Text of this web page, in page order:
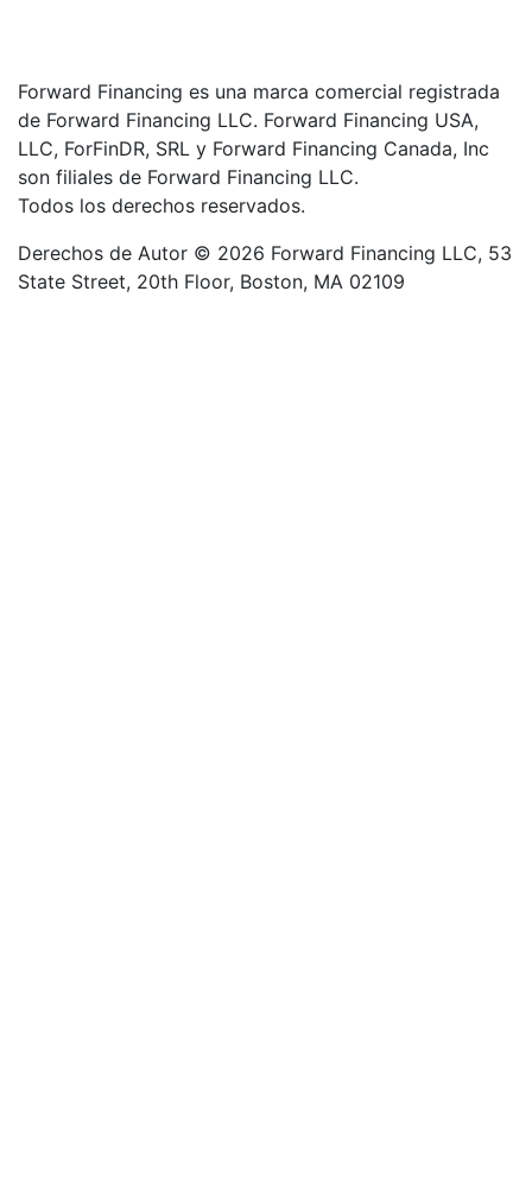
Forward Financing es una marca comercial registrada
de Forward Financing LLC. Forward Financing USA,
LLC, ForFinDR, SRL y Forward Financing Canada, Inc
son filiales de Forward Financing LLC.
Todos los derechos reservados.
Derechos de Autor © 2026 Forward Financing LLC, 53
State Street, 20th Floor, Boston, MA 02109